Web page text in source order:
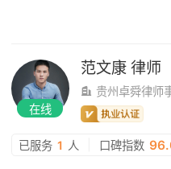
在线
范文康 律师
贵州卓舜律师
已服务 1 人 口碑指数